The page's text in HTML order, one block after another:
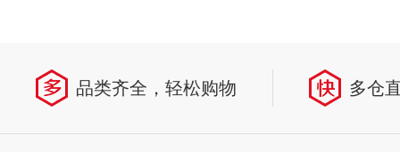
品类齐全，轻松购物 多仓